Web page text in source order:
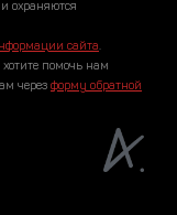
охраняются
сайта.
помочь нам
через форму обратной